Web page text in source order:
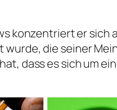
konzentriert er sich
die seiner
dass es sich um